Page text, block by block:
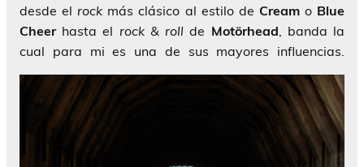
desde el rock más clásico al estilo de Creamo Blue
Cheerhasta el rock & roll de Motörhead, banda la
cual para mi es una de sus mayores influencias.